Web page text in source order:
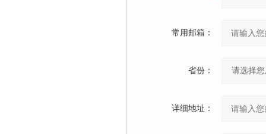
常用邮箱：
省份：
详细地址：